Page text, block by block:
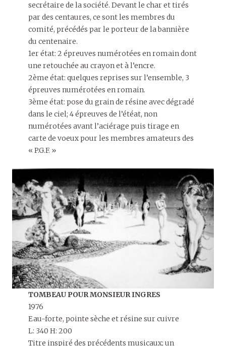
secrétaire de la société. Devant le char et tirés
par des centaures, ce sont les membres du
comité, précédés par le porteur de la bannière
du centenaire.
1er état: 2 épreuves numérotées en romain dont
une retouchée au crayon et à l’encre.
2ème état: quelques reprises sur l’ensemble, 3
épreuves numérotées en romain.
3ème état: pose du grain de résine avec dégradé
dans le ciel; 4 épreuves de l’étéat, non
numérotées avant l’aciérage puis tirage en
carte de voeux pour les membres amateurs des
« P.G.F. »
TOMBEAU POUR MONSIEUR INGRES
1976
Eau-forte, pointe sèche et résine sur cuivre
L: 340 H: 200
Titre inspiré des précédents musicaux; un